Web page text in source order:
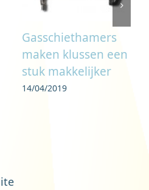
Gasschiethamers
maken klussen een
stuk makkelijker
14/04/2019